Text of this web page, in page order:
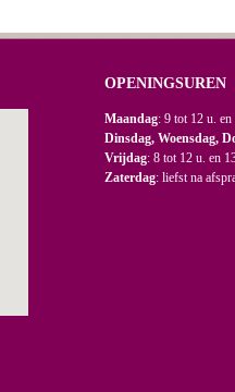
OPENINGSUREN
Maandag: 9 tot 12 u.
Dinsdag, Woensdag,
Vrijdag: 8 tot 12 u. en
Zaterdag: liefst na